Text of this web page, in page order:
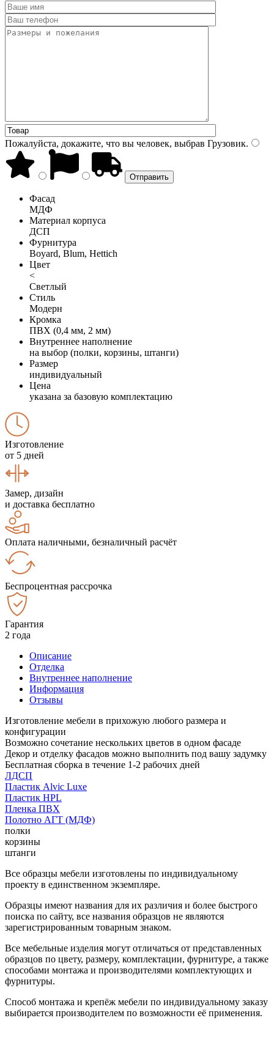
Пожалуйста, докажите, что вы человек, выбрав Грузовик.
Фасад
МДФ
Материал корпуса
ДСП
Фурнитура
Boyard, Blum, Hettich
Цвет
<
Светлый
Стиль
Модерн
Кромка
ПВХ (0,4 мм, 2 мм)
Внутреннее наполнение
на выбор (полки, корзины, штанги)
Размер
индивидуальный
Цена
указана за базовую комплектацию
Изготовление
от 5 дней
Замер, дизайн
и доставка бесплатно
Оплата наличными, безналичный расчёт
Беспроцентная рассрочка
Гарантия
2 года
Описание
Отделка
Внутреннее наполнение
Информация
Отзывы
Изготовление мебели в прихожую любого размера и
конфигурации
Возможно сочетание нескольких цветов в одном фасаде
Декор и отделку фасадов можно выполнить под вашу задумку
Бесплатная сборка в течение 1-2 рабочих дней
ЛДСП
Пластик Alvic Luxe
Пластик HPL
Пленка ПВХ
Полотно АГТ (МДФ)
полки
корзины
штанги
Все образцы мебели изготовлены по индивидуальному
проекту в единственном экземпляре.
Образцы имеют названия для их различия и более быстрого
поиска по сайту, все названия образцов не являются
зарегистрированным товарным знаком.
Все мебельные изделия могут отличаться от представленных
образцов по цвету, размеру, комплектации, фурнитуре, а также
способами монтажа и производителями комплектующих и
фурнитуры.
Способ монтажа и крепёж мебели по индивидуальному заказу
выбирается производителем по возможности её применения.